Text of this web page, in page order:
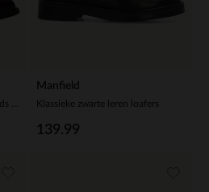
Manfield
Klassieke zwarte leren loafers
139.99